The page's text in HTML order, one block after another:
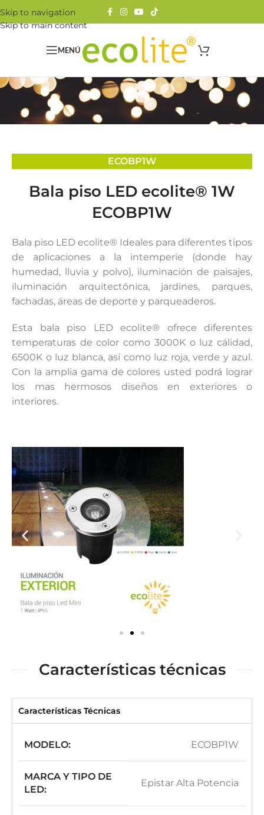
Skip to navigation
Skip to main content
MENÚ
ECOBP1W
Bala piso LED ecolite® 1W
ECOBP1W
Bala piso LED ecolite® Ideales para diferentes tipos
de aplicaciones a la intemperie (donde hay
humedad, lluvia y polvo), iluminación de paisajes,
iluminación arquitectónica, jardines, parques,
fachadas, áreas de deporte y parqueaderos.
Esta bala piso LED ecolite® ofrece diferentes
temperaturas de color como 3000K o luz cálidad,
6500K o luz blanca, así como luz roja, verde y azul.
Con la amplia gama de colores usted podrá lograr
los mas hermosos diseños en exteriores o
interiores.
Características técnicas
Características Técnicas
MODELO: ECOBP1W
MARCA Y TIPO DE
LED:
Epistar Alta Potencia